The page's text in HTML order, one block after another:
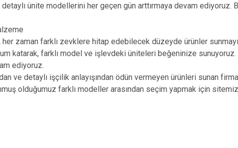
ünite modellerini her geçen gün arttırmaya devam ediyoruz.
her zaman farklı zevklere hitap edebilecek düzeyde ürünler
katarak, farklı model ve işlevdeki üniteleri beğeninize
ediyoruz.
ve detaylı işçilik anlayışından ödün vermeyen ürünleri sunan
olduğumuz farklı modeller arasından seçim yapmak için